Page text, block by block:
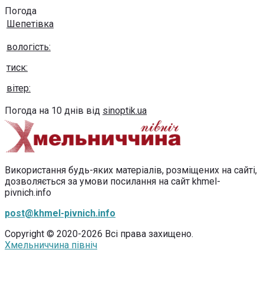
Погода
Шепетівка
вологість:
тиск:
вітер:
Погода на 10 днів від sinoptik.ua
Використання будь-яких матеріалів, розміщених на сайті,
дозволяється за умови посилання на сайт khmel-
pivnich.info
post@khmel-pivnich.info
Copyright © 2020-2026 Всі права захищено.
Хмельниччина північ